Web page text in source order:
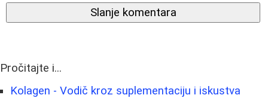
Slanje komentara
Pročitajte i...
Kolagen - Vodič kroz suplementaciju i iskustva